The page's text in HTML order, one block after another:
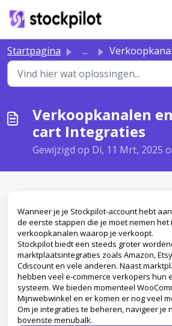
Startpagina ... Verkoopkanalen en shopping cart
Verkoopkanalen
cart Integraties
Gewijzigd op Di, 11 Mrt, 2025
Wanneer je je Stockpilot-account hebt
de eerste stappen die je moet nemen het
verkoopkanalen waarop je verkoopt.
Stockpilot biedt een steeds groter
marktplaatsintegraties zoals Amazon,
Cdiscount en vele anderen. Naast
hebben veel e-commerce verkopers hun
systeem. We bieden momenteel
Mijnwebwinkel en er komen er nog veel
Om je integraties te beheren, navigeer je
bovenste menubalk.